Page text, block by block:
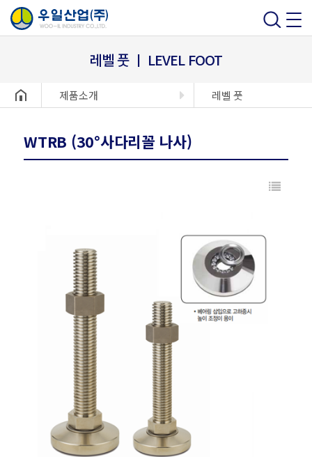
레벨 풋 ㅣ LEVEL FOOT
헤더설정 제품소개 레벨 풋
WTRB (30°사다리꼴 나사)